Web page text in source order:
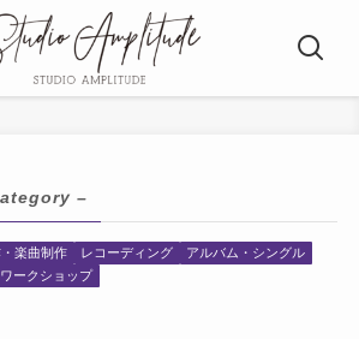
–
楽曲制作 レコーディング
アルバム・シングル
ワークショップ